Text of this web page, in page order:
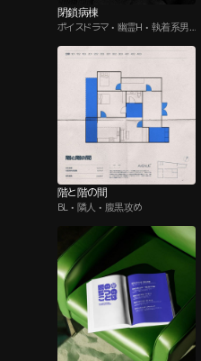
閉鎖病棟
ボイスドラマ • 幽霊H • 執着系男
階と階の間
BL • 隣人 • 腹黒攻め